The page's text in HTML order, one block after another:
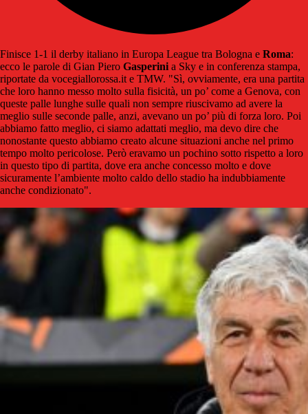
Finisce 1-1 il derby italiano in Europa League tra Bologna e Roma:
ecco le parole di Gian Piero Gasperini a Sky e in conferenza stampa,
riportate da vocegiallorossa.it e TMW. "Sì, ovviamente, era una partita
che loro hanno messo molto sulla fisicità, un po’ come a Genova, con
queste palle lunghe sulle quali non sempre riuscivamo ad avere la
meglio sulle seconde palle, anzi, avevano un po’ più di forza loro. Poi
abbiamo fatto meglio, ci siamo adattati meglio, ma devo dire che
nonostante questo abbiamo creato alcune situazioni anche nel primo
tempo molto pericolose. Però eravamo un pochino sotto rispetto a loro
in questo tipo di partita, dove era anche concesso molto e dove
sicuramente l’ambiente molto caldo dello stadio ha indubbiamente
anche condizionato".